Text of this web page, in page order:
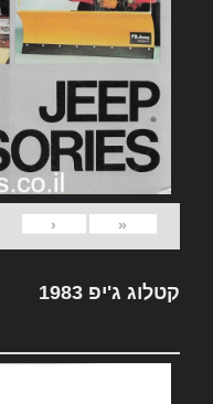
«
‹
קטלוג ג'יפ 1983